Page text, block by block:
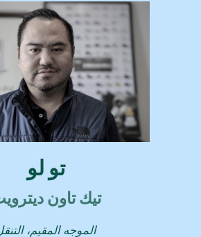
تو لو
تيك تاون ديترويت
الموجه المقيم، التنقل